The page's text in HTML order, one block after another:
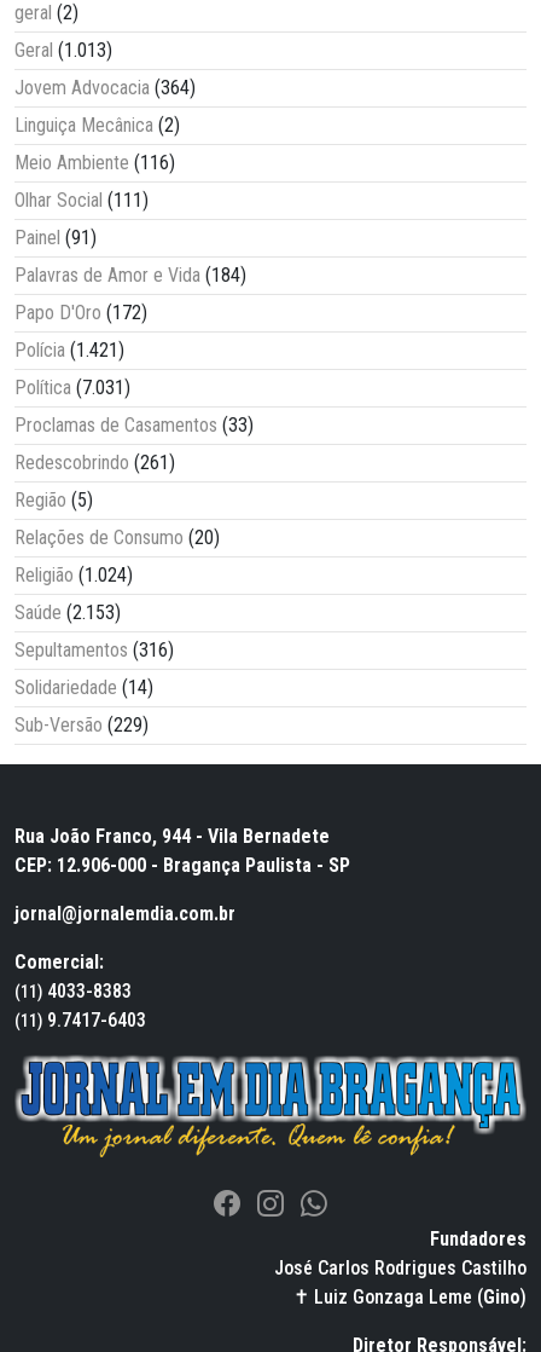
geral (2)
Geral (1.013)
Jovem Advocacia (364)
Linguiça Mecânica (2)
Meio Ambiente (116)
Olhar Social (111)
Painel (91)
Palavras de Amor e Vida (184)
Papo D'Oro (172)
Polícia (1.421)
Política (7.031)
Proclamas de Casamentos (33)
Redescobrindo (261)
Região (5)
Relações de Consumo (20)
Religião (1.024)
Saúde (2.153)
Sepultamentos (316)
Solidariedade (14)
Sub-Versão (229)
Rua João Franco, 944 - Vila Bernadete
CEP: 12.906-000 - Bragança Paulista - SP
jornal@jornalemdia.com.br
Comercial:
(11) 4033-8383
(11) 9.7417-6403
Fundadores
José Carlos Rodrigues Castilho
✝ Luiz Gonzaga Leme (Gino)
Diretor Responsável: